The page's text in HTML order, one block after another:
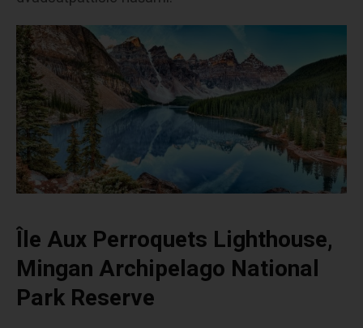
Île Aux Perroquets Lighthouse,
Mingan Archipelago National
Park Reserve